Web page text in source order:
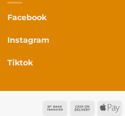
Facebook
Instagram
Tiktok
Bank
Cash